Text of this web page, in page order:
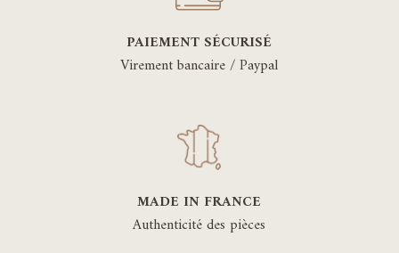
PAIEMENT SÉCURISÉ
Virement bancaire / Paypal
MADE IN FRANCE
Authenticité des pièces